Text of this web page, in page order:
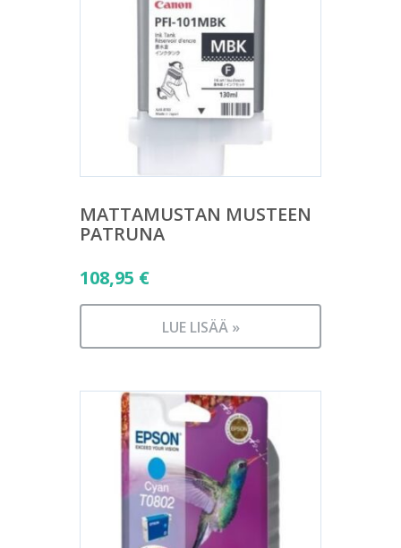
MATTAMUSTAN MUSTEEN
PATRUNA
108,95 €
LUE LISÄÄ »